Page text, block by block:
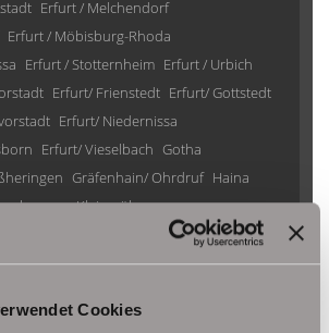
Cookies
Erfurt / Melchendorf
Erfurt / Möbisburg-Rhoda
Erfurt / Stotternheim Erfurt / Urbich
Erfurt/ Frienstedt Erfurt/ Gottstedt
Erfurt/ Niedernissa
Erfurt/ Vieselbach Gotha
Gräfenhain/ Ohrdruf Haina
Kleinmölsen
/ Kornhochheim Nohra Oberhof
Steinbach-Hallenberg/ Viernau